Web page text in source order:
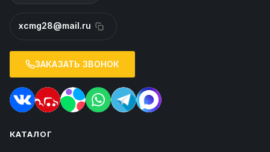
xcmg28@mail.ru
ЗАКАЗАТЬ ЗВОНОК
КАТАЛОГ